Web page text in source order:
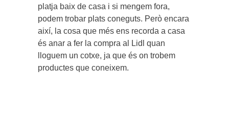
platja baix de casa i si mengem fora,
podem trobar plats coneguts. Però encara
així, la cosa que més ens recorda a casa
és anar a fer la compra al Lidl quan
lloguem un cotxe, ja que és on trobem
productes que coneixem.